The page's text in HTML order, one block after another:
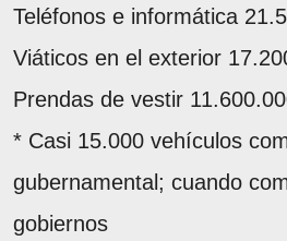
Teléfonos e informática
Viáticos en el exterior
Prendas de vestir
* Casi 15.000 vehículos
gubernamental; cuando
gobiernos